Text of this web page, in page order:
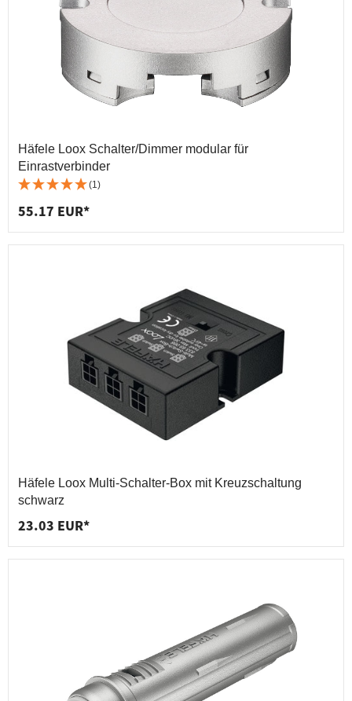
Häfele Loox Schalter/Dimmer modular für
Einrastverbinder
(1)
55.17 EUR*
Häfele Loox Multi-Schalter-Box mit Kreuzschaltung
schwarz
23.03 EUR*